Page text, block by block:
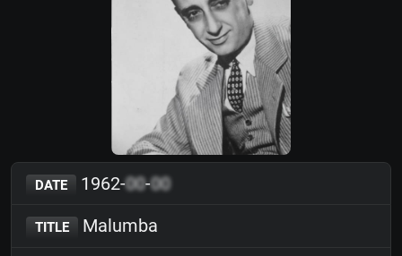
DATE 1962-00-00
TITLE Malumba